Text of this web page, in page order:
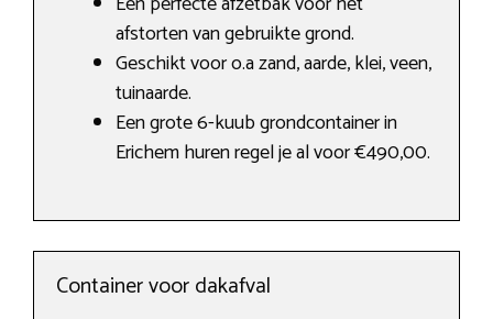
afstorten van gebruikte grond.
Geschikt voor o.a zand, aarde, klei, veen,
tuinaarde.
Een grote 6-kuub grondcontainer in
Erichem huren regel je al voor €490,00.
Container voor dakafval